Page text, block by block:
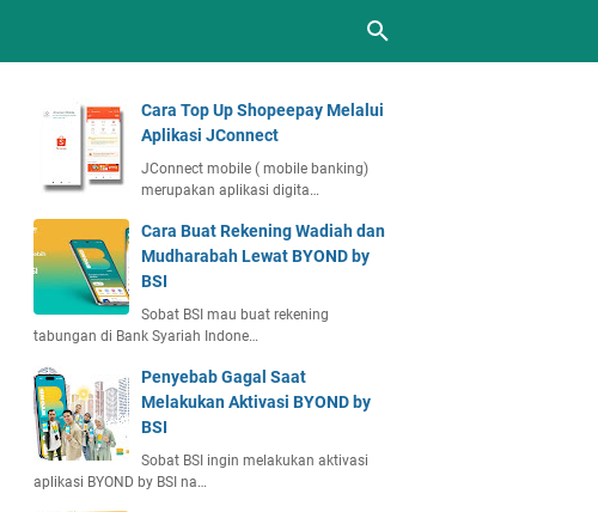
Cara Top Up Shopeepay Melalui
Aplikasi JConnect
JConnect mobile ( mobile banking)
merupakan aplikasi digita…
Cara Buat Rekening Wadiah dan
Mudharabah Lewat BYOND by
BSI
Sobat BSI mau buat rekening
tabungan di Bank Syariah Indone…
Penyebab Gagal Saat
Melakukan Aktivasi BYOND by
BSI
Sobat BSI ingin melakukan aktivasi
aplikasi BYOND by BSI na…